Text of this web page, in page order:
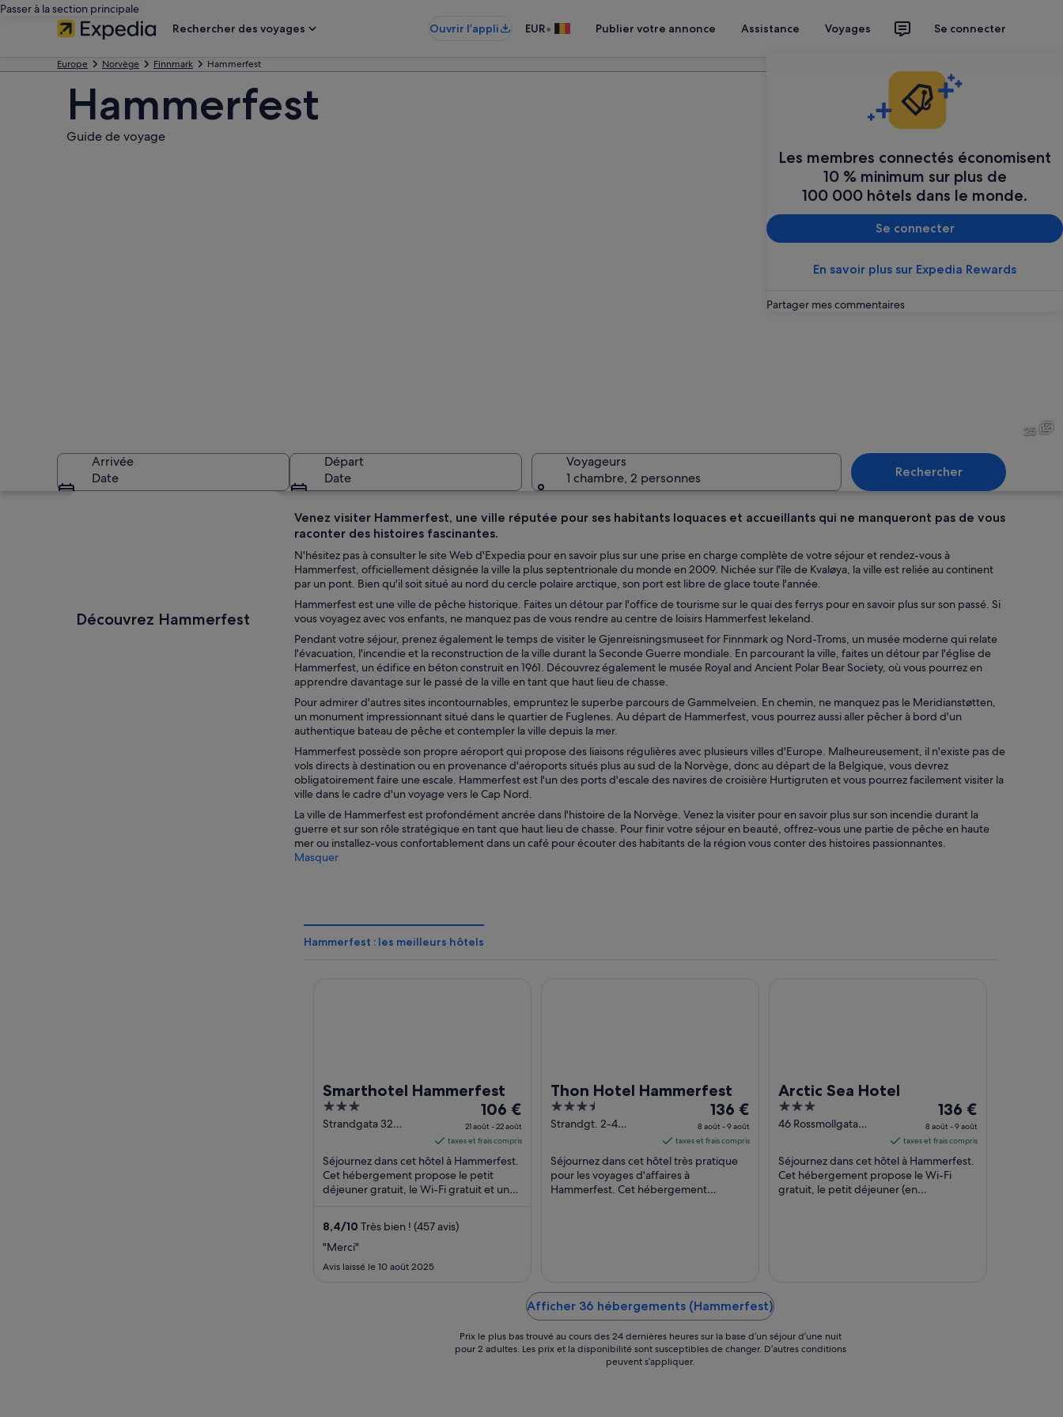
Passer à la section principale
Rechercher des voyages
Ouvrir l’appli EUR• Publier votre annonce Assistance Voyages Se connecter
Les membres connectés économisent
10 % minimum sur plus de
100 000 hôtels dans le monde.
Se connecter
En savoir plus sur Expedia Rewards
Partager mes commentaires
Europe Norvège Finnmark Hammerfest
Hammerfest
Guide de voyage
Une ville côtière aux maisons aux couleurs vives et dont le rivage est rocheux.
25
Arrivée
Date
Départ
Date
Voyageurs
1 chambre, 2 personnes
Rechercher
Découvrez Hammerfest
Venez visiter Hammerfest, une ville réputée pour ses habitants loquaces et accueillants qui ne manqueront pas de vous
raconter des histoires fascinantes.
N'hésitez pas à consulter le site Web d'Expedia pour en savoir plus sur une prise en charge complète de votre séjour et rendez-vous à
Hammerfest, officiellement désignée la ville la plus septentrionale du monde en 2009. Nichée sur l'île de Kvaløya, la ville est reliée au continent
par un pont. Bien qu'il soit situé au nord du cercle polaire arctique, son port est libre de glace toute l'année.
Hammerfest est une ville de pêche historique. Faites un détour par l'office de tourisme sur le quai des ferrys pour en savoir plus sur son passé. Si
vous voyagez avec vos enfants, ne manquez pas de vous rendre au centre de loisirs Hammerfest lekeland.
Pendant votre séjour, prenez également le temps de visiter le Gjenreisningsmuseet for Finnmark og Nord-Troms, un musée moderne qui relate
l'évacuation, l'incendie et la reconstruction de la ville durant la Seconde Guerre mondiale. En parcourant la ville, faites un détour par l'église de
Hammerfest, un édifice en béton construit en 1961. Découvrez également le musée Royal and Ancient Polar Bear Society, où vous pourrez en
apprendre davantage sur le passé de la ville en tant que haut lieu de chasse.
Pour admirer d'autres sites incontournables, empruntez le superbe parcours de Gammelveien. En chemin, ne manquez pas le Meridianstøtten,
un monument impressionnant situé dans le quartier de Fuglenes. Au départ de Hammerfest, vous pourrez aussi aller pêcher à bord d'un
authentique bateau de pêche et contempler la ville depuis la mer.
Hammerfest possède son propre aéroport qui propose des liaisons régulières avec plusieurs villes d'Europe. Malheureusement, il n'existe pas de
vols directs à destination ou en provenance d'aéroports situés plus au sud de la Norvège, donc au départ de la Belgique, vous devrez
obligatoirement faire une escale. Hammerfest est l'un des ports d'escale des navires de croisière Hurtigruten et vous pourrez facilement visiter la
ville dans le cadre d'un voyage vers le Cap Nord.
La ville de Hammerfest est profondément ancrée dans l'histoire de la Norvège. Venez la visiter pour en savoir plus sur son incendie durant la
guerre et sur son rôle stratégique en tant que haut lieu de chasse. Pour finir votre séjour en beauté, offrez-vous une partie de pêche en haute
mer ou installez-vous confortablement dans un café pour écouter des habitants de la région vous conter des histoires passionnantes.
Masquer
Hammerfest : les meilleurs hôtels
Smarthotel Hammerfest
3
out
5
Strandgata 32
Le
prix
est
de 106 €
par
nuit
106 €
21 août - 22 août
taxes et frais compris
Séjournez dans cet hôtel à Hammerfest.
Cet hébergement propose le petit
déjeuner gratuit, le Wi-Fi gratuit et une
8,4/10 Très bien ! (457 avis)
"Merci"
Avis laissé le 10 août 2025
Thon Hotel Hammerfest
3.5
out
5
Strandgt. 2-4
Le
prix
est
de 136 €
nuit
136 €
8 août - 9 août
taxes et frais compris
Séjournez dans cet hôtel très pratique
pour les voyages d'affaires à
Hammerfest. Cet hébergement
Arctic Sea Hotel
3
out
5
46 Rossmollgata
Le
prix
est
de 136 €
par
136 €
8 août - 9 août
taxes et frais compris
Séjournez dans cet hôtel à Hammerfest.
Cet hébergement propose le Wi-Fi
gratuit, le petit déjeuner (en
Afficher 36 hébergements (Hammerfest)
Prix le plus bas trouvé au cours des 24 dernières heures sur la base d’un séjour d’une nuit
pour 2 adultes. Les prix et la disponibilité sont susceptibles de changer. D’autres conditions
peuvent s’appliquer.